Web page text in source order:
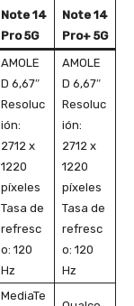
Note 14
Pro 5G
Note 14
Pro+ 5G
AMOLE
D 6,67″
Resoluc
ión:
2712 x
1220
píxeles
Tasa de
refresc
o: 120
Hz
AMOLE
D 6,67″
Resoluc
ión:
2712 x
1220
píxeles
Tasa de
refresc
o: 120
Hz
MediaTe